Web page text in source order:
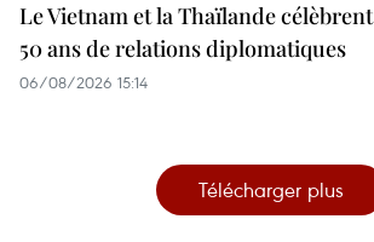
Le Vietnam et la Thaïlande célèbrent
50 ans de relations diplomatiques
06/08/2026 15:14
Télécharger plus